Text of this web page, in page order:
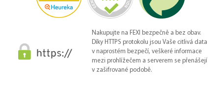
Nakupujte na FEXI bezpečně a bez obav.
Díky HTTPS protokolu jsou Vaše citlivá data
v naprostém bezpečí, veškeré informace
mezi prohlížečem a serverem se přenášejí
v zašifrované podobě.